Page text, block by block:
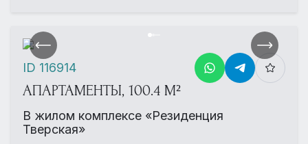
АПАРТАМЕНТЫ, 100.4 М²
В жилом комплексе «Резиденция
Тверская»
ID 116914